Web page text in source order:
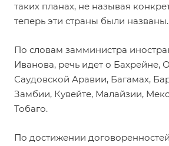
таких планах, не называя
теперь эти страны были названы.
По словам замминистра
Иванова, речь идет о Бахрейне,
Саудовской Аравии, Багамах,
Замбии, Кувейте, Малайзии,
Тобаго.
По достижении